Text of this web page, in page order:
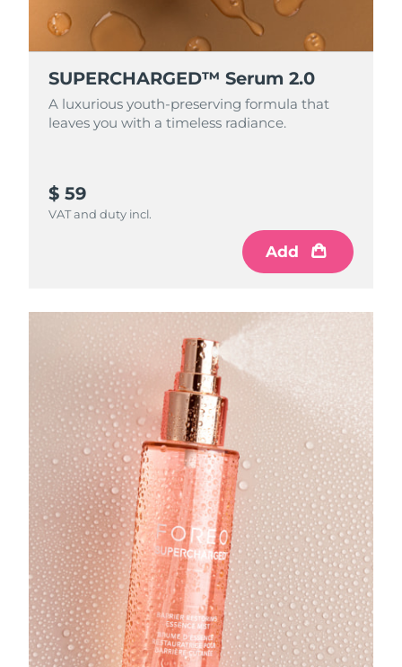
SUPERCHARGED™ Serum 2.0
A luxurious youth-preserving formula that
leaves you with a timeless radiance.
$ 59
VAT and duty incl.
Add